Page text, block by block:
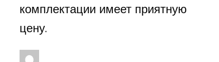
комплектации имеет приятную
цену.